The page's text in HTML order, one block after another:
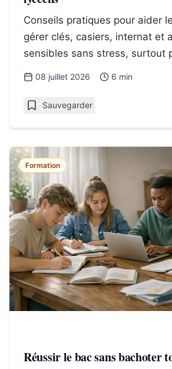
Conseils pratiques pour aider
gérer clés, casiers, internat et
sensibles sans stress, surtout
l'année du bac au lycée.
08 juillet 2026 6 min
Sauvegarder
Formation
Réussir le bac sans bachoter